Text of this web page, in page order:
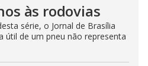
às rodovias
série, o Jornal de Brasília
útil de um pneu não representa